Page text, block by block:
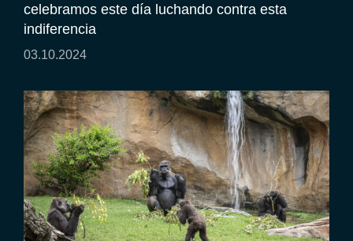
celebramos este día luchando contra esta
indiferencia
03.10.2024